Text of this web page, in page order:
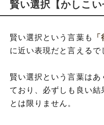
賢い選択【かしこい
賢い選択という言葉も
に近い表現だと言えるで
賢い選択という言葉はあ
ており、必ずしも良い結
とは限りません。